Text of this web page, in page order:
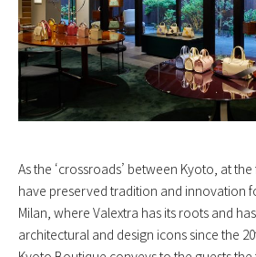
As the ‘crossroads’ between Kyoto, at
have preserved tradition and innovation
Milan, where Valextra has its roots and
architectural and design icons since the